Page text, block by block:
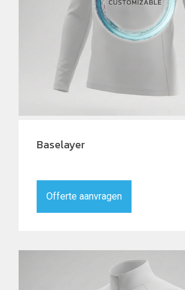
Baselayer
Offerte aanvragen